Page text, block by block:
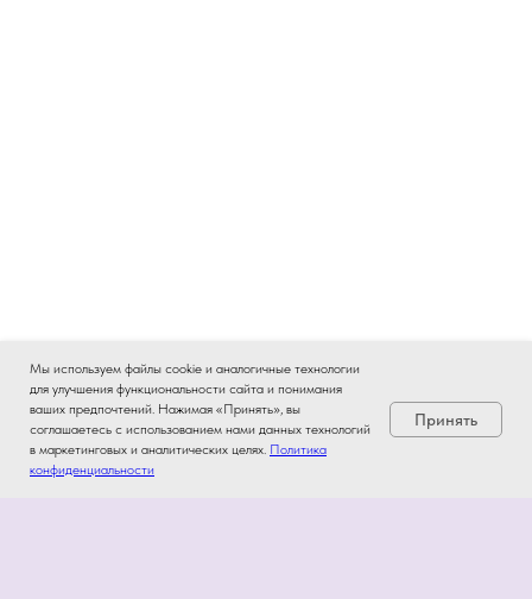
Мы используем файлы cookie и аналогичные технологии
для улучшения функциональности сайта и понимания
ваших предпочтений. Нажимая «Принять», вы
соглашаетесь с использованием нами данных технологий
в маркетинговых и аналитических целях. Политика
конфиденциальности
Принять